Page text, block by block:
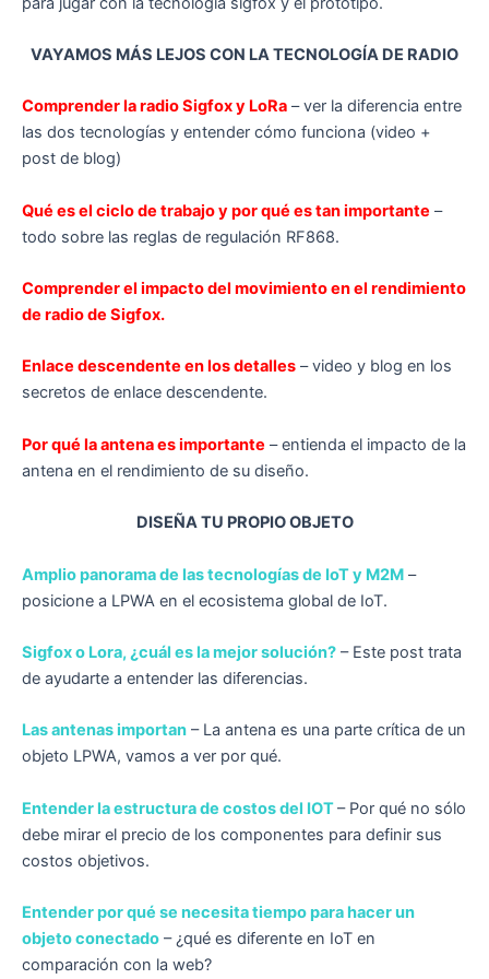
VAYAMOS MÁS LEJOS CON LA TECNOLOGÍA DE RADIO
Comprender la radio Sigfox y LoRa – ver la diferencia entre
las dos tecnologías y entender cómo funciona (video +
post de blog)
Qué es el ciclo de trabajo y por qué es tan importante –
todo sobre las reglas de regulación RF868.
Comprender el impacto del movimiento en el rendimiento
de radio de Sigfox.
Enlace descendente en los detalles – video y blog en los
secretos de enlace descendente.
Por qué la antena es importante – entienda el impacto de la
antena en el rendimiento de su diseño.
DISEÑA TU PROPIO OBJETO
Amplio panorama de las tecnologías de IoT y M2M –
posicione a LPWA en el ecosistema global de IoT.
Sigfox o Lora, ¿cuál es la mejor solución? – Este post trata
de ayudarte a entender las diferencias.
Las antenas importan – La antena es una parte crítica de un
objeto LPWA, vamos a ver por qué.
Entender la estructura de costos del IOT– Por qué no sólo
debe mirar el precio de los componentes para definir sus
costos objetivos.
Entender por qué se necesita tiempo para hacer un
objeto conectado – ¿qué es diferente en IoT en
comparación con la web?